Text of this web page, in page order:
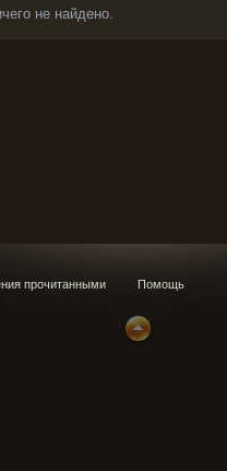
не найдено.
прочитанными Помощь